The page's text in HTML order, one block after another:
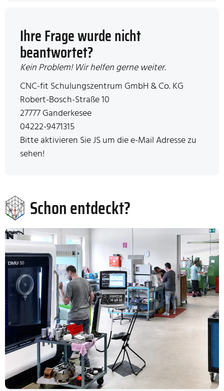
Ihre Frage wurde nicht
beantwortet?
Kein Problem! Wir helfen gerne weiter.
Unternehmen:
CNC-fit Schulungszentrum GmbH & Co. KG
Straße:
Robert-Bosch-Straße 10
Ort:
27777 Ganderkesee
Telefon:
04222-9471315
e-Mail:
Bitte aktivieren Sie JS um die e-Mail Adresse zu
sehen!
Schon entdeckt?